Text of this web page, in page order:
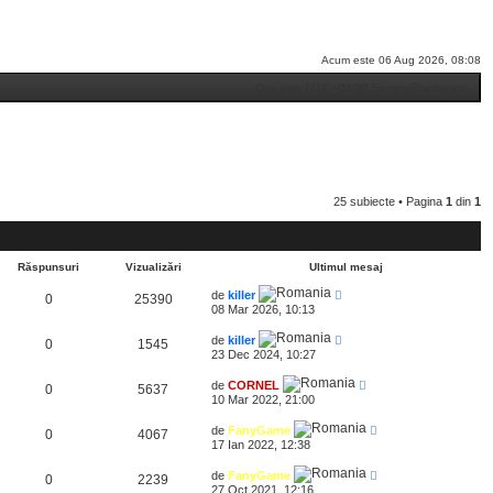
Acum este 06 Aug 2026, 08:08
25 subiecte • Pagina 1 din 1
Răspunsuri Vizualizări Ultimul mesaj
0 25390 de killer
08 Mar 2026, 10:13
0 1545 de killer
23 Dec 2024, 10:27
0 5637 de CORNEL
10 Mar 2022, 21:00
0 4067 de FanyGame
17 Ian 2022, 12:38
0 2239 de FanyGame
27 Oct 2021, 12:16